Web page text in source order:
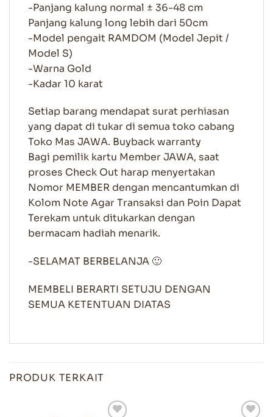
-Panjang kalung normal ± 36-48 cm
Panjang kalung long lebih dari 50cm
-Model pengait RAMDOM (Model Jepit /
Model S)
-Warna Gold
-Kadar 10 karat
Setiap barang mendapat surat perhiasan
yang dapat di tukar di semua toko cabang
Toko Mas JAWA. Buyback warranty
Bagi pemilik kartu Member JAWA, saat
proses Check Out harap menyertakan
Nomor MEMBER dengan mencantumkan di
Kolom Note Agar Transaksi dan Poin Dapat
Terekam untuk ditukarkan dengan
bermacam hadiah menarik.
-SELAMAT BERBELANJA 🙂
MEMBELI BERARTI SETUJU DENGAN
SEMUA KETENTUAN DIATAS
PRODUK TERKAIT